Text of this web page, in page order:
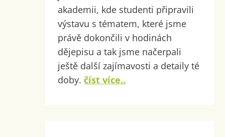
akademii, kde studenti připravili
výstavu s tématem, které jsme
právě dokončili v hodinách
dějepisu a tak jsme načerpali
ještě další zajímavosti a detaily té
doby.číst více..